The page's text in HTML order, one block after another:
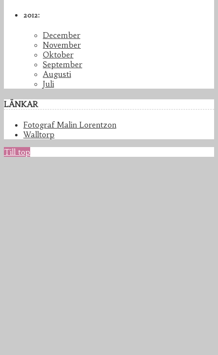
2012:
December
November
Oktober
September
Augusti
Juli
LÄNKAR
Fotograf Malin Lorentzon
Walltorp
Till top